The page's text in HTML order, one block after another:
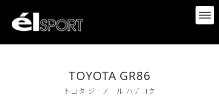
TOYOTA GR86
トヨタ ジーアール ハチロク